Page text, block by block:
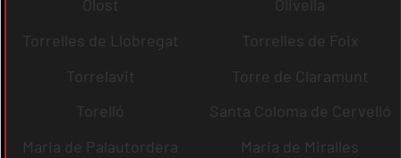
Olost
Olivella
Torrelles de Llobregat
Torrelles de Foix
Torrelavit
Torre de Claramunt
Torelló
Santa Coloma de Cervelló
Maria de Palautordera
Maria de Miralles